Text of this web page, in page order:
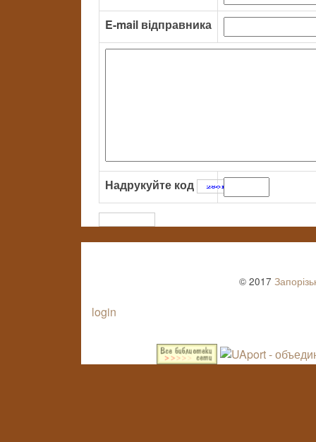
E-mail відправника
Надрукуйте код
© 2017
login